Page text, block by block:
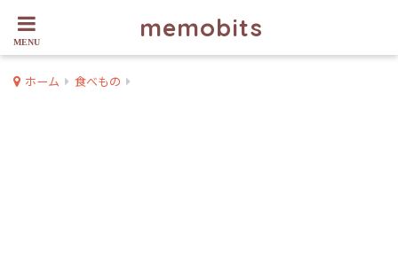
memobits
ホーム 食べもの